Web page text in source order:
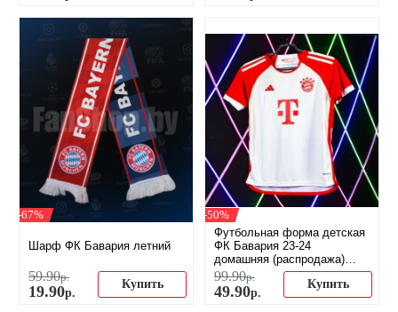
-67%
Шарф ФК Бавария летний
59.90р.
19.90р.
Купить
-50%
Футбольная форма детская
ФК Бавария 23-24
домашняя (распродажа)
(распродажа)
99.90р.
49.90р.
Купить